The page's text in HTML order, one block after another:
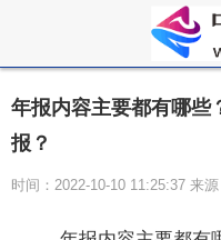
年报内容主要都有哪些
报？
时间：2022-10-10 11:25:37 来